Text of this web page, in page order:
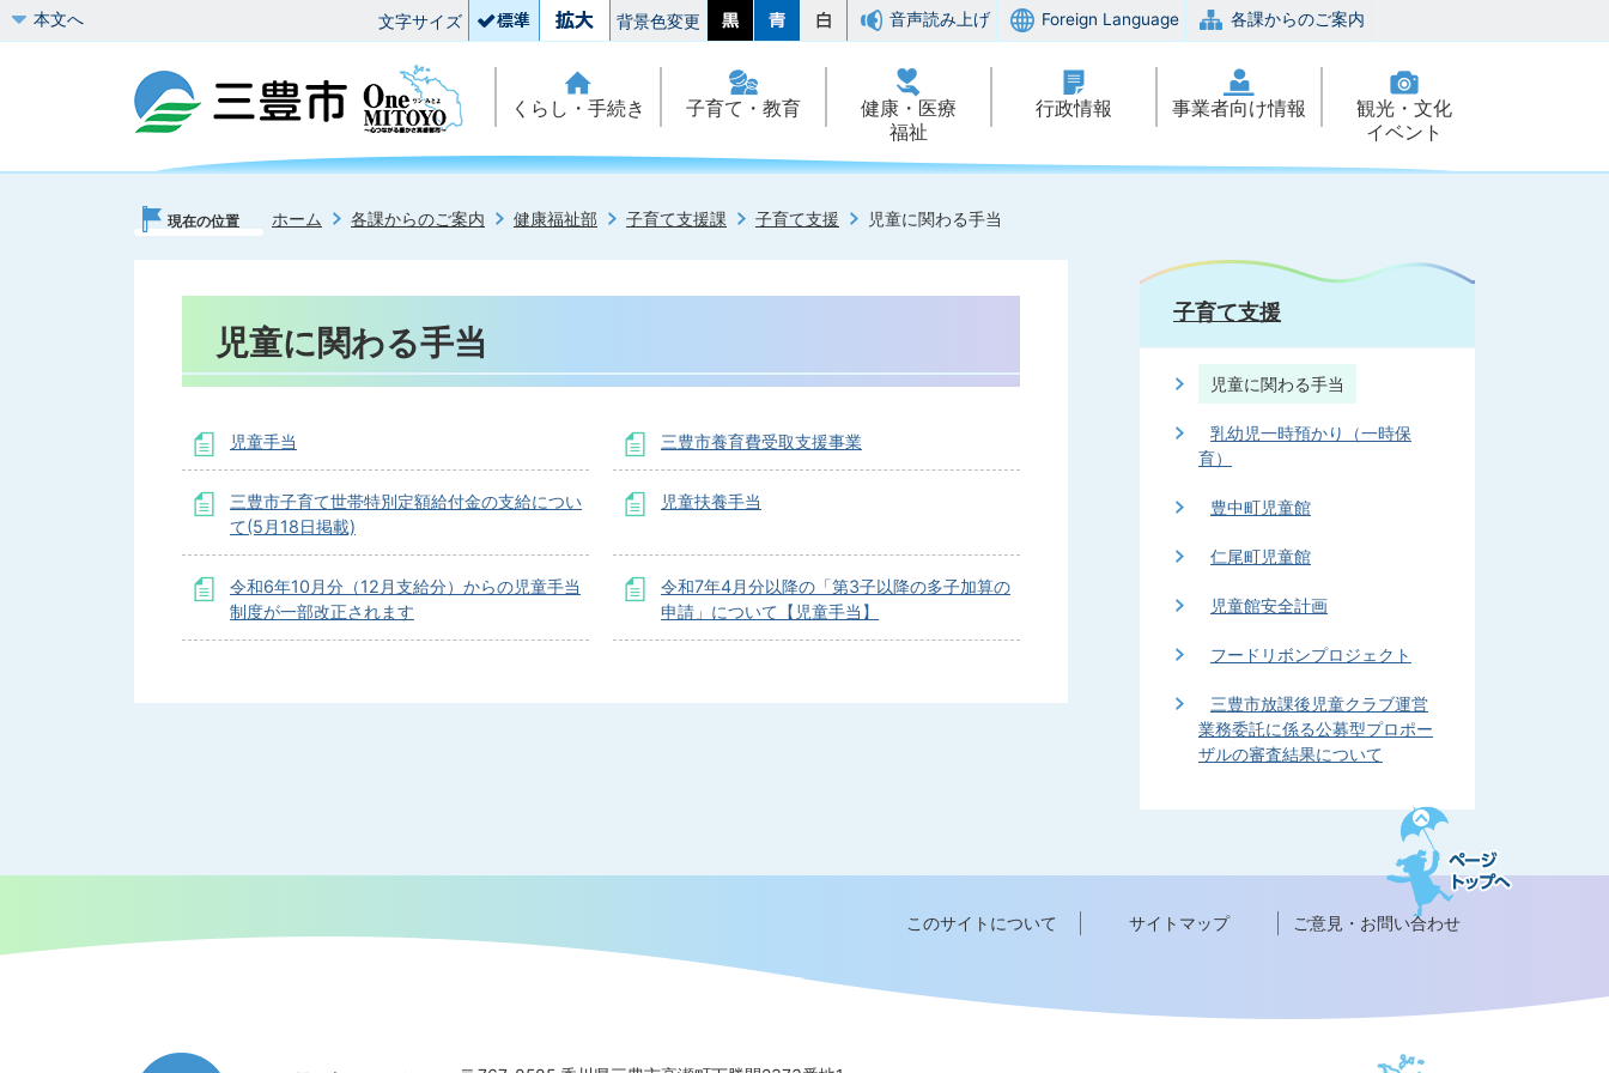
本文へ 文字サイズ 背景色変更 音声読み上げ Foreign Language 各課からのご案内
くらし・手続き 子育て・教育
健康・医療
福祉
行政情報 事業者向け情報
観光・文化
イベント
現在の位置 ホーム 各課からのご案内 健康福祉部 子育て支援課 子育て支援 児童に関わる手当
児童に関わる手当
児童手当 三豊市養育費受取支援事業
三豊市子育て世帯特別定額給付金の支給につい
て(5月18日掲載)
児童扶養手当
令和6年10月分（12月支給分）からの児童手当
制度が一部改正されます
令和7年4月分以降の「第3子以降の多子加算の
申請」について【児童手当】
子育て支援
児童に関わる手当
乳幼児一時預かり（一時保
育）
豊中町児童館
仁尾町児童館
児童館安全計画
フードリボンプロジェクト
三豊市放課後児童クラブ運営
業務委託に係る公募型プロポー
ザルの審査結果について
ペ
ー
ジ
ッ
このサイトについて サイトマップ ご意見・お問い合わせ